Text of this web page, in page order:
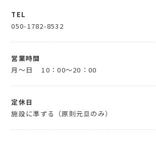
TEL
050-1782-8532
営業時間
月～日
10：00～20：00
定休日
施設に準ずる（原則元旦のみ）